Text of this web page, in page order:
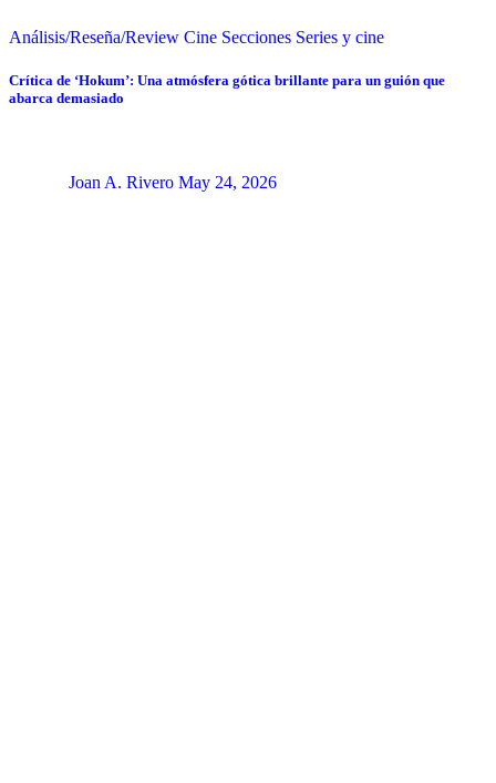
Análisis/Reseña/Review Cine Secciones Series y cine
Crítica de ‘Hokum’: Una atmósfera gótica brillante para un guión que
abarca demasiado
Joan A. Rivero May 24, 2026